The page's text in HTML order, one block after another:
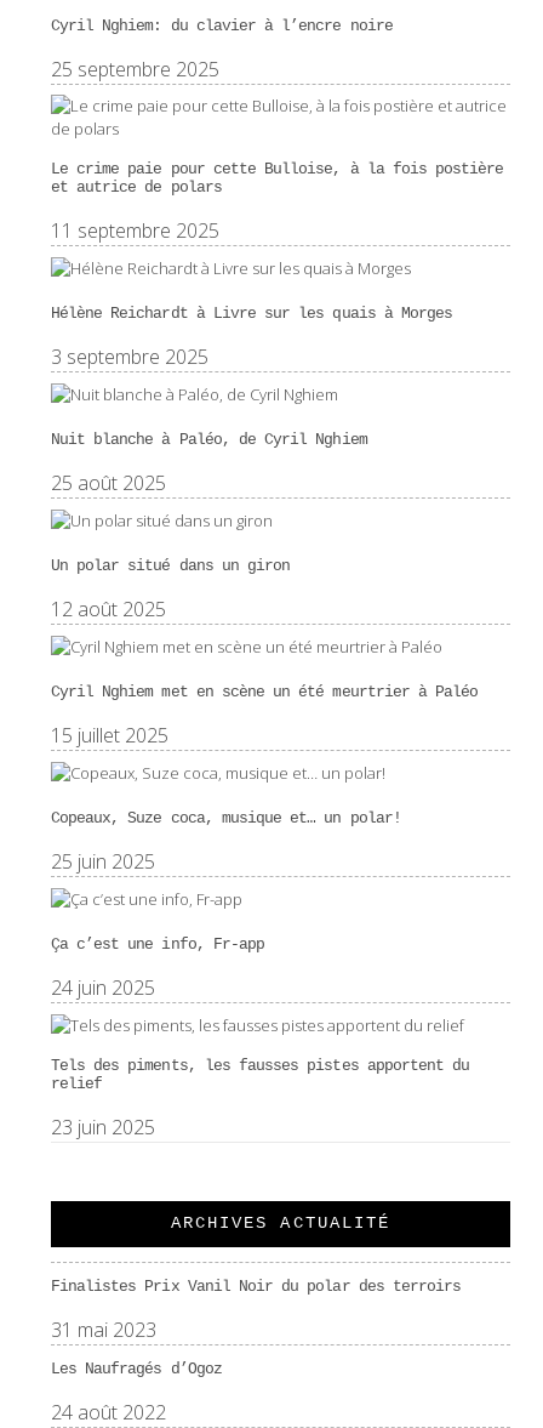
Cyril Nghiem: du clavier à l’encre noire
25 septembre 2025
Le crime paie pour cette Bulloise, à la fois postière
et autrice de polars
11 septembre 2025
Hélène Reichardt à Livre sur les quais à Morges
3 septembre 2025
Nuit blanche à Paléo, de Cyril Nghiem
25 août 2025
Un polar situé dans un giron
12 août 2025
Cyril Nghiem met en scène un été meurtrier à Paléo
15 juillet 2025
Copeaux, Suze coca, musique et… un polar!
25 juin 2025
Ça c’est une info, Fr-app
24 juin 2025
Tels des piments, les fausses pistes apportent du
relief
23 juin 2025
ARCHIVES ACTUALITÉ
Finalistes Prix Vanil Noir du polar des terroirs
31 mai 2023
Les Naufragés d’Ogoz
24 août 2022